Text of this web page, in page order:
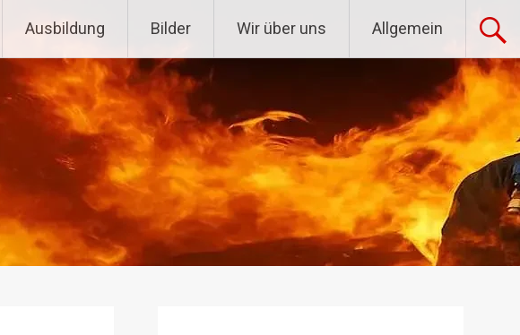
Ausbildung Bilder Wir über uns Allgemein